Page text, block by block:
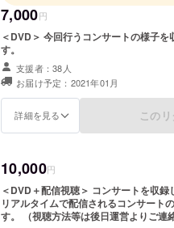
7,000円
＜DVD＞ 今回行うコンサートの様子を収録したDVDを後日お届けしま
す。
支援者：38人
お届け予定：2021年01月
詳細を見る この
10,000円
＜DVD＋配信視聴＞ コンサートを収録したDVDのお届けに加えて、当日
リアルタイムで配信されるコンサート
す。 （視聴方法等は後日運営よりご連